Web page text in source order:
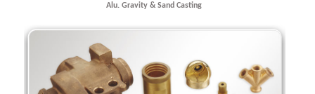
Alu. Gravity & Sand Casting